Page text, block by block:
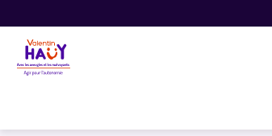
Aller
au
contenu
principal
Aller
au
pied
de
Aller
à
la
recherche